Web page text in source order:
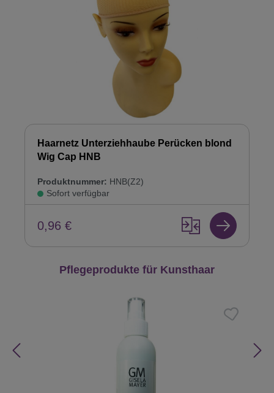
Haarnetz Unterziehhaube Perücken blond
Wig Cap HNB
Produktnummer: HNB(Z2)
Sofort verfügbar
0,96 €
Produktgalerie überspringen
Pflegeprodukte für Kunsthaar